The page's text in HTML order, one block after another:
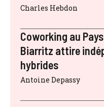
Charles Hebdon
Coworking au
Biarritz attire
hybrides
Antoine Depassy